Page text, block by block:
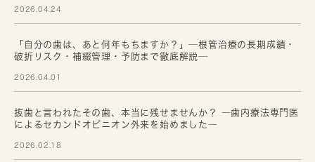
2026.04.24
「自分の歯は、あと何年もちますか？」─根管治療の長期成績・
破折リスク・補綴管理・予防まで徹底解説─
2026.04.01
抜歯と言われたその歯、本当に残せませんか？ ―歯内療法専門医
によるセカンドオピニオン外来を始めました―
2026.02.18